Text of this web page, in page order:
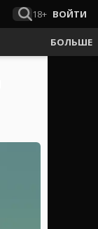
18+ ВОЙТИ
БОЛЬШЕ